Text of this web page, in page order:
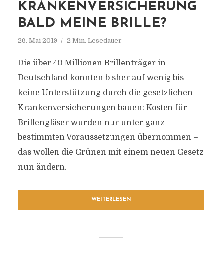
KRANKENVERSICHERUNG
BALD MEINE BRILLE?
26. Mai 2019 2 Min. Lesedauer
Die über 40 Millionen Brillenträger in
Deutschland konnten bisher auf wenig bis
keine Unterstützung durch die gesetzlichen
Krankenversicherungen bauen: Kosten für
Brillengläser wurden nur unter ganz
bestimmten Voraussetzungen übernommen –
das wollen die Grünen mit einem neuen Gesetz
nun ändern.
WEITERLESEN